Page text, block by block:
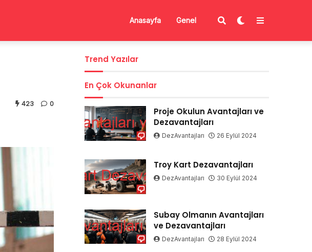
Anasayfa Genel
423 0
Trend Yazılar
En Çok Okunanlar
Proje Okulun Avantajları ve
Dezavantajları
DezAvantajları 26 Eylül 2024
Troy Kart Dezavantajları
DezAvantajları 30 Eylül 2024
Subay Olmanın Avantajları
ve Dezavantajları
DezAvantajları 28 Eylül 2024